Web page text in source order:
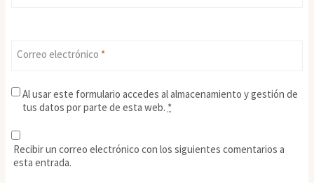
Correo electrónico *
Al usar este formulario accedes al almacenamiento y gestión de
tus datos por parte de esta web. *
Recibir un correo electrónico con los siguientes comentarios a
esta entrada.